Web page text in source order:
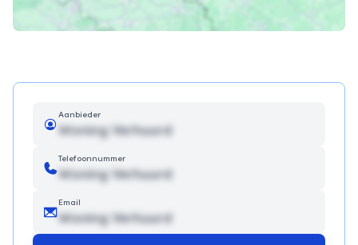
Aanbieder
Woning Verhuurd
Telefoonnummer
Woning Verhuurd
Email
Woning Verhuurd